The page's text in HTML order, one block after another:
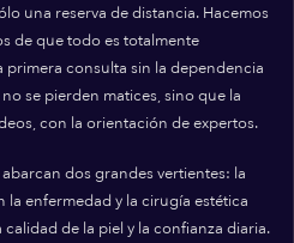
una reserva de distancia. Hacemos
de que todo es totalmente
consulta sin la dependencia
se pierden matices, sino que la
con la orientación de expertos.
dos grandes vertientes: la
enfermedad y la cirugía estética
de la piel y la confianza diaria.